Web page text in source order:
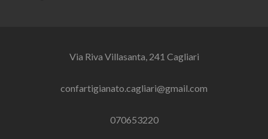
Via Riva Villasanta, 241 Cagliari
confartigianato.cagliari@gmail.com
070653220